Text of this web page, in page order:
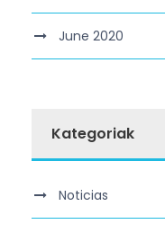
June 2020
Kategoriak
Noticias